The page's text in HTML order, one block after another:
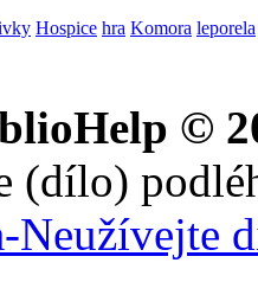
Hospice hra Komora leporela
©
(dílo)
Neužívejte